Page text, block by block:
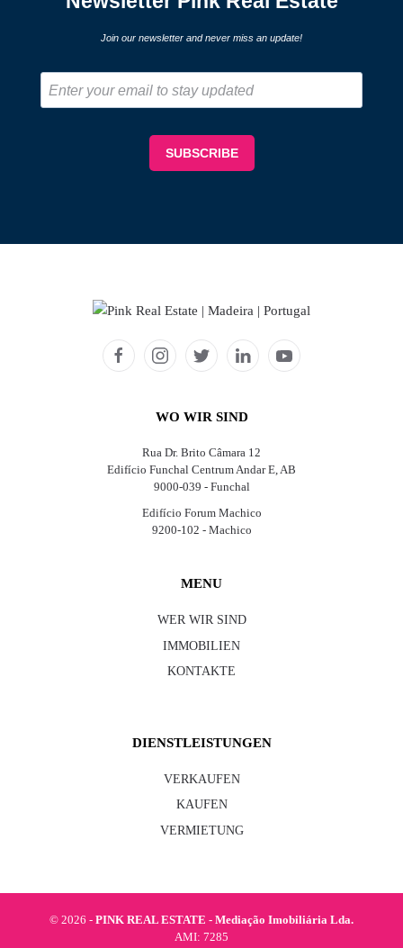
WO WIR SIND
Rua Dr. Brito Câmara 12
Edifício Funchal Centrum Andar E, AB
9000-039 - Funchal
Edifício Forum Machico
9200-102 - Machico
MENU
WER WIR SIND
IMMOBILIEN
KONTAKTE
DIENSTLEISTUNGEN
VERKAUFEN
KAUFEN
VERMIETUNG
© 2026 - PINK REAL ESTATE - Mediação Imobiliária Lda.
AMI: 7285